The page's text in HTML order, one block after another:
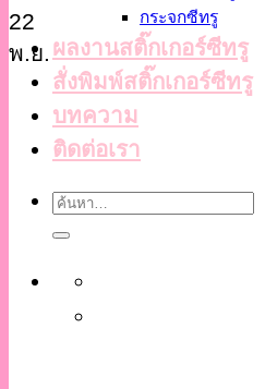
กระจกซีทรู
ผลงานสติ๊กเกอร์ซีทรู
สั่งพิมพ์สติ๊กเกอร์ซีทรู
บทความ
ติดต่อเรา
22
พ.ย.